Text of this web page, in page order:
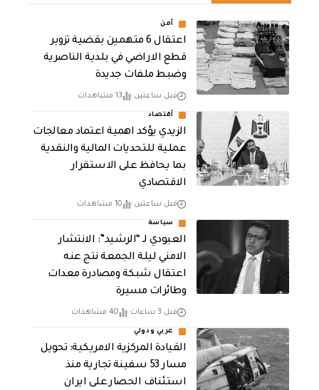
أمن
اعتقال 6 متهمين بقضية تزوير
قطع الاراضي في بلدية الناصرية
وضبط ملفات جديدة
قبل ساعتين 13 مشاهدات
أقتصاد
الزيدي يؤكد اهمية اعتماد معالجات
عملية للتحديات المالية والنقدية
بما يحافظ على الاستقرار
الاقتصادي
قبل ساعتين 10 مشاهدات
سياسة
العبودي لـ “الرشيد”: الانتشار
الامني ليلة الجمعة نتج عنه
اعتقال شبكة ومصادرة معدات
وطائرات مسيرة
قبل 3 ساعات 40 مشاهدات
عربي ودولي
القيادة المركزية الامريكية: تحويل
مسار 53 سفينة تجارية منذ
استئناف الحصار على ايران